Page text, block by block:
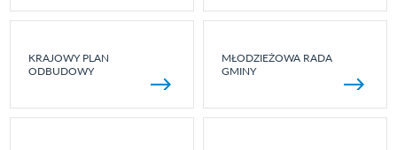
KRAJOWY PLAN
ODBUDOWY
MŁODZIEŻOWA RADA
GMINY